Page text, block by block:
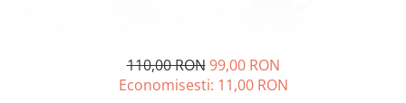
110,00 RON 99,00 RON
Economisesti: 11,00 RON